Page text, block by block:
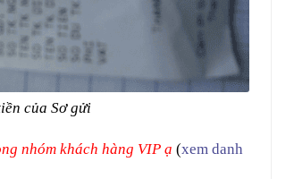
của Sơ gửi
nhóm khách hàng VIP ạ (xem danh